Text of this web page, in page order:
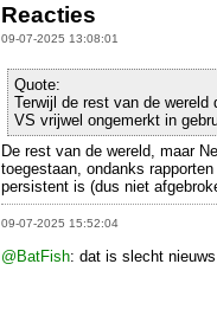
Reacties
09-07-2025 13:08:01
Quote:
Terwijl de rest van de
VS vrijwel ongemerkt in
De rest van de wereld, maar
toegestaan, ondanks
persistent is (dus niet
09-07-2025 15:52:04
@BatFish: dat is slecht nieuws